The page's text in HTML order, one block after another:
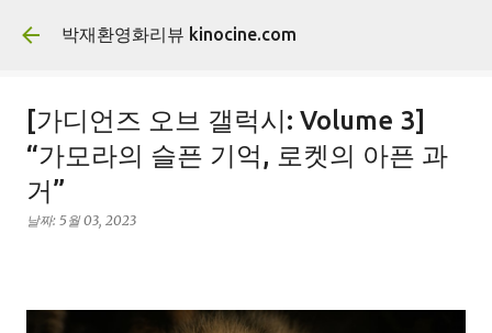
기본 콘텐츠로 건너뛰기
박재환영화리뷰 kinocine.com
[가디언즈 오브 갤럭시: Volume 3]
“가모라의 슬픈 기억, 로켓의 아픈 과
거”
날짜: 5월 03, 2023